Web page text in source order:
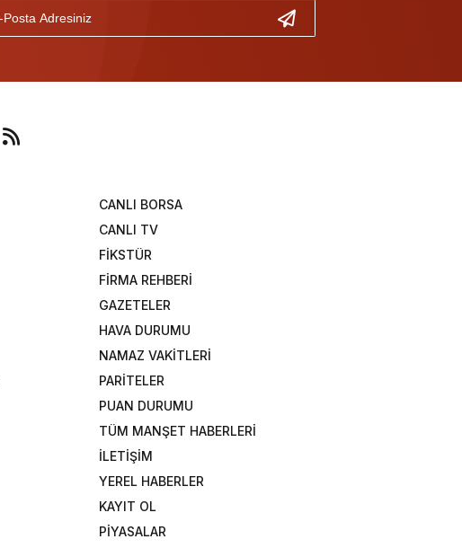
CANLI BORSA
CANLI TV
FİKSTÜR
FİRMA REHBERİ
GAZETELER
HAVA DURUMU
NAMAZ VAKİTLERİ
PARİTELER
PUAN DURUMU
TÜM MANŞET HABERLERİ
İLETİŞİM
YEREL HABERLER
KAYIT OL
PİYASALAR